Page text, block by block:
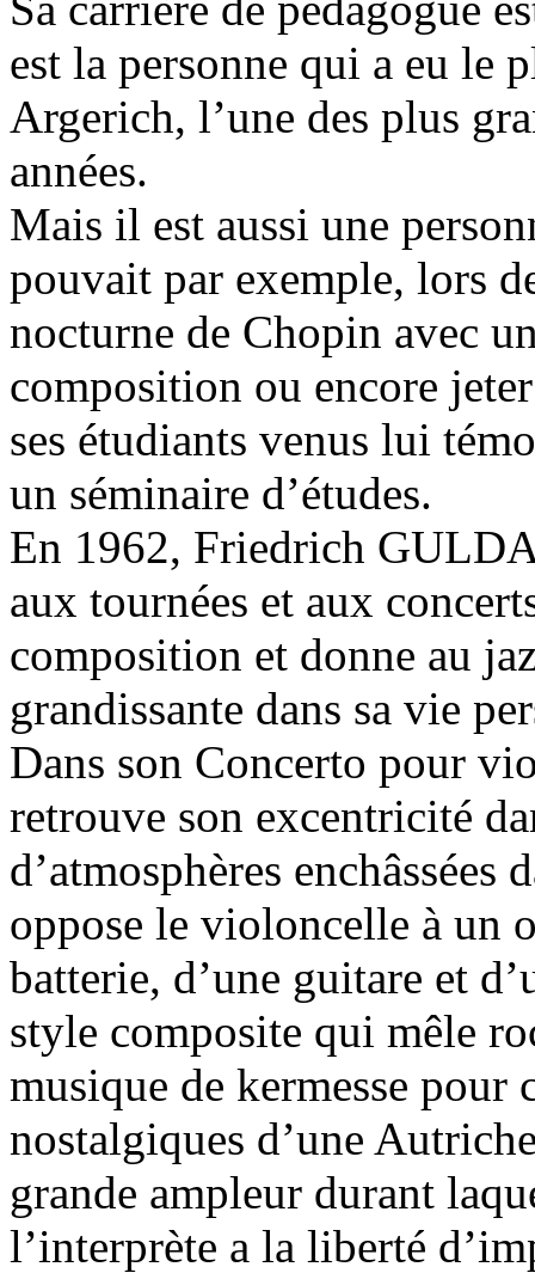
est la personne qui a eu le
Argerich, l’une des plus
années.
Mais il est aussi une
pouvait par exemple, lors
nocturne de Chopin avec
composition ou encore jeter
ses étudiants venus lui
un séminaire d’études.
En 1962, Friedrich
aux tournées et aux
composition et donne au
grandissante dans sa vie
Dans son Concerto pour
retrouve son excentricité
d’atmosphères
oppose le violoncelle à un
batterie, d’une guitare et
style composite qui mêle
musique de kermesse pour
nostalgiques d’une
grande ampleur durant
l’interprète a la liberté